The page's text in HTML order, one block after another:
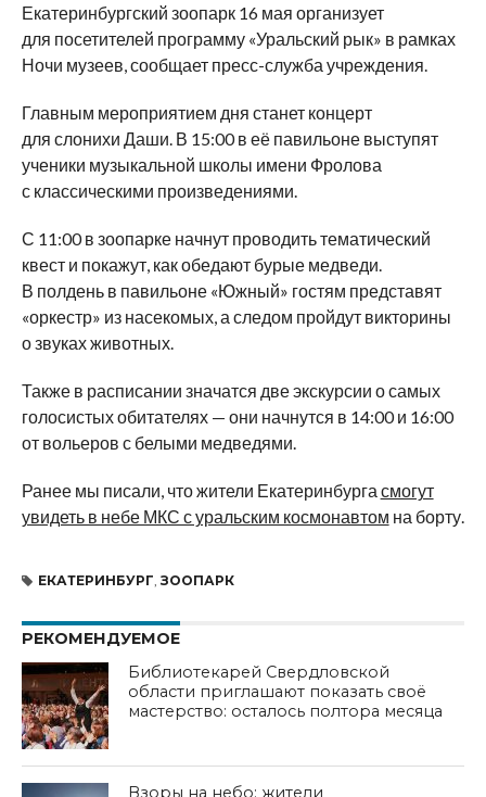
Екатеринбургский зоопарк 16 мая организует
для посетителей программу «Уральский рык» в рамках
Ночи музеев, сообщает пресс-служба учреждения.
Главным мероприятием дня станет концерт
для слонихи Даши. В 15:00 в её павильоне выступят
ученики музыкальной школы имени Фролова
с классическими произведениями.
С 11:00 в зоопарке начнут проводить тематический
квест и покажут, как обедают бурые медведи.
В полдень в павильоне «Южный» гостям представят
«оркестр» из насекомых, а следом пройдут викторины
о звуках животных.
Также в расписании значатся две экскурсии о самых
голосистых обитателях — они начнутся в 14:00 и 16:00
от вольеров с белыми медведями.
Ранее мы писали, что жители Екатеринбурга смогут
увидеть в небе МКС с уральским космонавтом на борту.
ЕКАТЕРИНБУРГ ЗООПАРК
РЕКОМЕНДУЕМОЕ
Библиотекарей Свердловской
области приглашают показать своё
мастерство: осталось полтора месяца
Взоры на небо: жители